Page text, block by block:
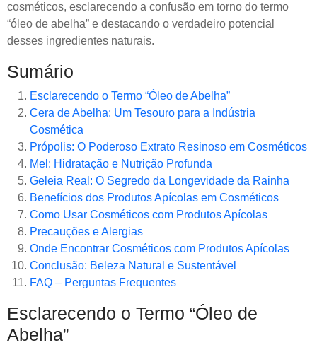
cosméticos, esclarecendo a confusão em torno do termo
“óleo de abelha” e destacando o verdadeiro potencial
desses ingredientes naturais.
Sumário
Esclarecendo o Termo “Óleo de Abelha”
Cera de Abelha: Um Tesouro para a Indústria
Cosmética
Própolis: O Poderoso Extrato Resinoso em Cosméticos
Mel: Hidratação e Nutrição Profunda
Geleia Real: O Segredo da Longevidade da Rainha
Benefícios dos Produtos Apícolas em Cosméticos
Como Usar Cosméticos com Produtos Apícolas
Precauções e Alergias
Onde Encontrar Cosméticos com Produtos Apícolas
Conclusão: Beleza Natural e Sustentável
FAQ – Perguntas Frequentes
Esclarecendo o Termo “Óleo de
Abelha”